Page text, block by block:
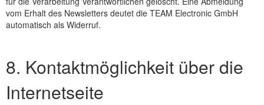
vom Erhalt des Newsletters deutet die TEAM Electronic GmbH
automatisch als Widerruf.
8. Kontaktmöglichkeit über die
Internetseite